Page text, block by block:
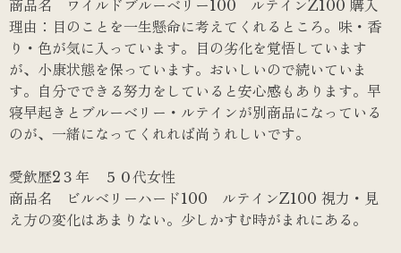
商品名 ワイルドブルーベリー100 ルテインZ100 購入
理由：目のことを一生懸命に考えてくれるところ。味・香
り・色が気に入っています。目の劣化を覚悟しています
が、小康状態を保っています。おいしいので続いていま
す。自分でできる努力をしていると安心感もあります。早
寝早起きとブルーベリー・ルテインが別商品になっている
のが、一緒になってくれれば尚うれしいです。
愛飲歴2３年 ５０代女性
商品名 ビルベリーハード100 ルテインZ100 視力・見
え方の変化はあまりない。少しかすむ時がまれにある。